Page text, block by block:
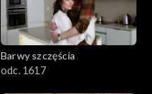
Barwy szczęścia
odc. 1617